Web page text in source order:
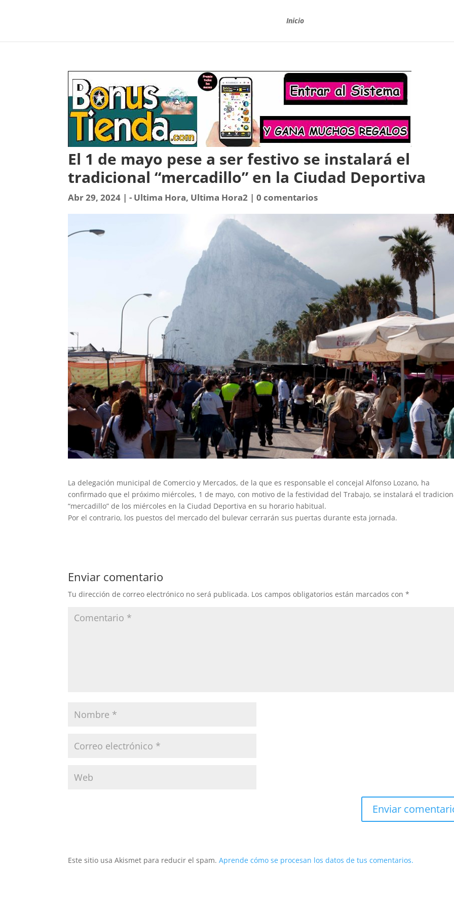
Inicio
El 1 de mayo pese a ser festivo se instalará el
tradicional “mercadillo” en la Ciudad Deportiva
Abr 29, 2024 |- Ultima Hora, Ultima Hora2 |0 comentarios
La delegación municipal de Comercio y Mercados, de la que es responsable el concejal Alfonso Lozano, ha
confirmado que el próximo miércoles, 1 de mayo, con motivo de la festividad del Trabajo, se instalará el
“mercadillo” de los miércoles en la Ciudad Deportiva en su horario habitual.
Por el contrario, los puestos del mercado del bulevar cerrarán sus puertas durante esta jornada.
Enviar comentario
Tu dirección de correo electrónico no será publicada. Los campos obligatorios están marcados con*
Este sitio usa Akismet para reducir el spam.Aprende cómo se procesan los datos de tus comentarios.